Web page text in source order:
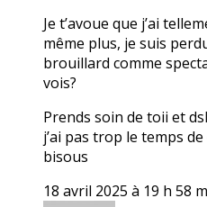
Je t’avoue que j’ai
même plus, je suis
brouillard comme
vois?
Prends soin de toii et
j’ai pas trop le temps
bisous
18 avril 2025 à 19 h 58